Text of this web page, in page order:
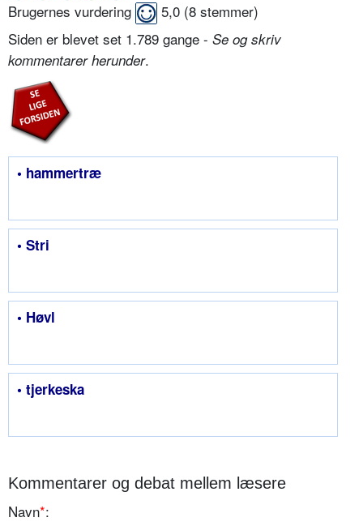
Brugernes vurdering 5,0 (8 stemmer)
Siden er blevet set 1.789 gange - Se og skriv
kommentarer herunder.
• hammertræ
• Stri
• Høvl
• tjerkeska
Kommentarer og debat mellem læsere
Navn*: